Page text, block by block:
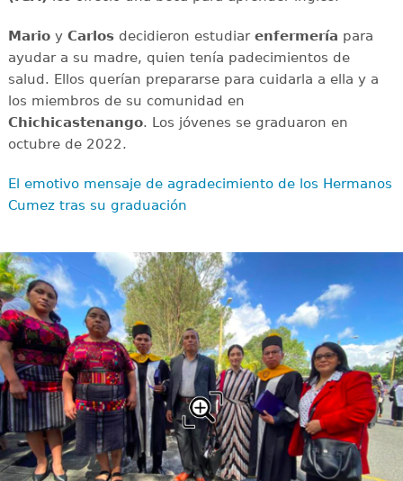
Mario yCarlosdecidieron estudiar enfermería para
ayudar a su madre, quien tenía padecimientos de
salud. Ellos querían prepararse para cuidarla a ella y a
los miembros de su comunidad en
Chichicastenango. Los jóvenes se graduaron en
octubre de 2022.
El emotivo mensaje de agradecimiento de los Hermanos
Cumez tras su graduación